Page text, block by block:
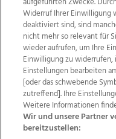
Wir über uns
Datenschutz
AGB Website
Widerruf Ihrer Einwilligung
deaktiviert sind, sind
nicht mehr so relevant für
wieder aufrufen, um Ihre
Einwilligung zu widerrufen,
Einstellungen bearbeiten
[oder das schwebende
zutreffend]. Ihre
Weitere Informationen
Wir und unsere Partner
bereitzustellen: